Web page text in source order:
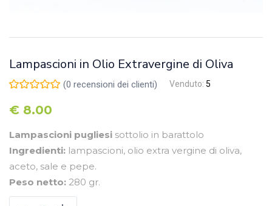
Lampascioni in Olio Extravergine di Oliva
(0 recensioni dei clienti) Venduto: 5
€ 8.00
Lampascioni pugliesi sottolio in barattolo
Ingredienti: lampascioni, olio extra vergine di oliva,
aceto, sale e pepe.
Peso netto: 280 gr.